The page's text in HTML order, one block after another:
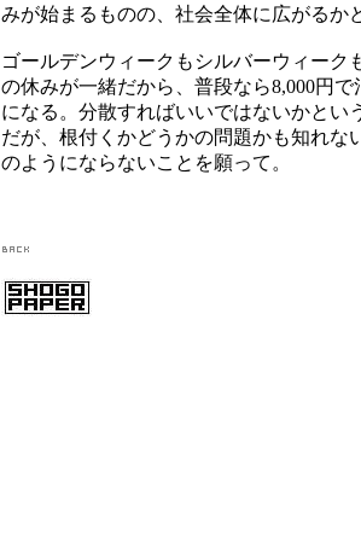
みが始まるものの、社会全体に広がるか
ゴールデンウィークもシルバーウィーク
の休みが一緒だから、普段なら8,000円で
になる。分散すればいいではないかとい
だが、根付くかどうかの問題かも知れな
のようにならないことを願って。